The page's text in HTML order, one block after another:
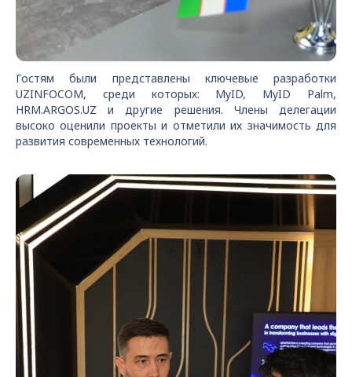
Гостям были представлены ключевые разработки
UZINFOCOM, среди которых: MyID, MyID Palm,
HRM.ARGOS.UZ и другие решения. Члены делегации
высоко оценили проекты и отметили их значимость для
развития современных технологий.